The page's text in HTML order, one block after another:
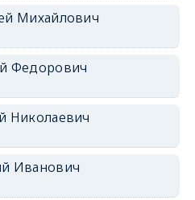
Михайлович
Федорович
Николаевич
Иванович